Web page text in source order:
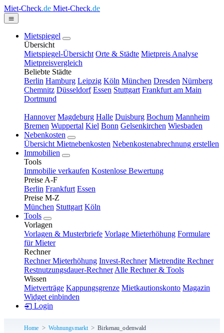
Miet-Check.de Miet-Check.de
Mietspiegel
Übersicht
Mietspiegel-Übersicht Orte & Städte Mietpreis Analyse
Mietpreisvergleich
Beliebte Städte
Berlin Hamburg Leipzig Köln München Dresden Nürnberg
Chemnitz Düsseldorf Essen Stuttgart Frankfurt am Main
Dortmund
Hannover Magdeburg Halle Duisburg Bochum Mannheim
Bremen Wuppertal Kiel Bonn Gelsenkirchen Wiesbaden
Nebenkosten
Übersicht Mietnebenkosten Nebenkostenabrechnung erstellen
Immobilien
Tools
Immobilie verkaufen Kostenlose Bewertung
Preise A-F
Berlin Frankfurt Essen
Preise M-Z
München Stuttgart Köln
Tools
Vorlagen
Vorlagen & Musterbriefe Vorlage Mieterhöhung Formulare
für Mieter
Rechner
Rechner Mieterhöhung Invest-Rechner Mietrendite Rechner
Restnutzungsdauer-Rechner Alle Rechner & Tools
Wissen
Mietverträge Kappungsgrenze Mietkautionskonto Magazin
Widget einbinden
Login
Home Wohnungsmarkt Birkenau_odenwald